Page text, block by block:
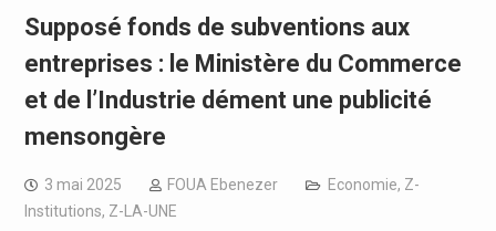
Supposé fonds de subventions aux
entreprises : le Ministère du Commerce
et de l’Industrie dément une publicité
mensongère
3 mai 2025 FOUA Ebenezer Economie, Z-
Institutions, Z-LA-UNE